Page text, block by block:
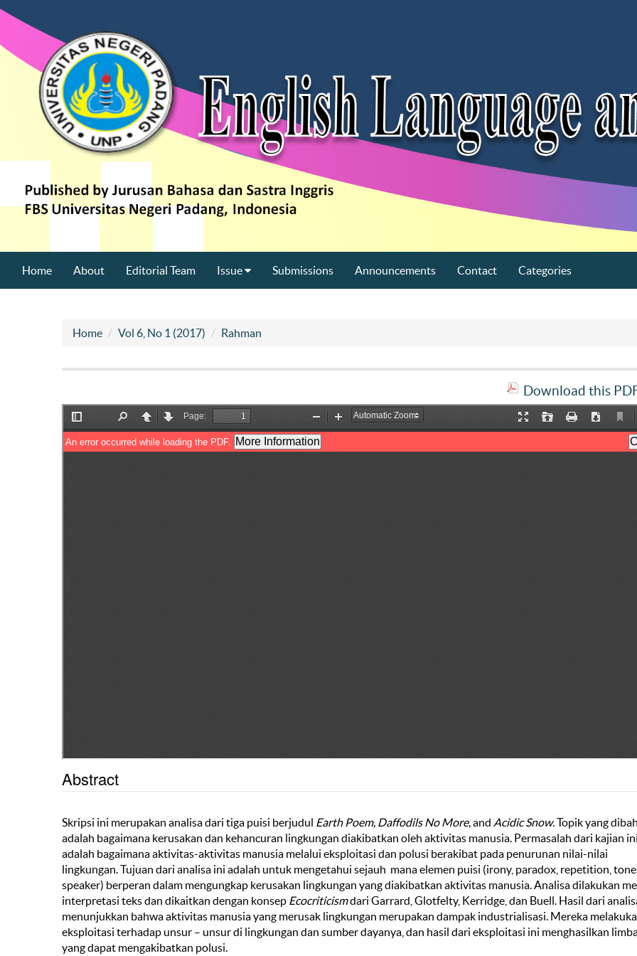
Home About Editorial Team Issue Submissions Announcements Contact Categories
Home Vol 6, No 1 (2017) Rahman
Download this
Abstract
Skripsi ini merupakan analisa dari tiga puisi berjudul Earth Poem, Daffodils No More,and Acidic Snow.Topik yang
adalah bagaimana kerusakan dan kehancuran lingkungan diakibatkan oleh aktivitas manusia. Permasalah dari kajian
adalah bagaimana aktivitas-aktivitas manusia melalui eksploitasi dan polusi berakibat pada penurunan nilai-nilai
lingkungan. Tujuan dari analisa ini adalah untuk mengetahui sejauh mana elemen puisi (irony, paradox, repetition,
speaker) berperan dalam mengungkap kerusakan lingkungan yang diakibatkan aktivitas manusia. Analisa dilakukan
interpretasi teks dan dikaitkan dengan konsep Ecocriticismdari Garrard, Glotfelty, Kerridge, dan Buell. Hasil dari
menunjukkan bahwa aktivitas manusia yang merusak lingkungan merupakan dampak industrialisasi. Mereka
eksploitasi terhadap unsur – unsur di lingkungan dan sumber dayanya, dan hasil dari eksploitasi ini menghasilkan
yang dapat mengakibatkan polusi.